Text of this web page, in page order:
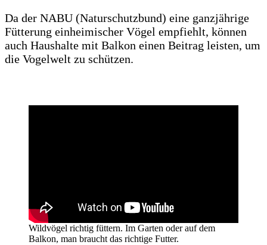
Da der NABU (Naturschutzbund) eine ganzjährige
Fütterung einheimischer Vögel empfiehlt, können
auch Haushalte mit Balkon einen Beitrag leisten, um
die Vogelwelt zu schützen.
Wildvögel richtig füttern. Im Garten oder auf dem
Balkon, man braucht das richtige Futter.